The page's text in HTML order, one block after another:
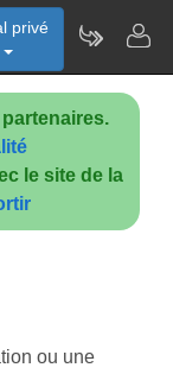
le site de la
privé
ou une